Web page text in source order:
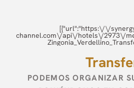
[{"url":"https:\/\/
channel.com\/api\/hotels\/2973\/
PODEMOS ORGANIZAR